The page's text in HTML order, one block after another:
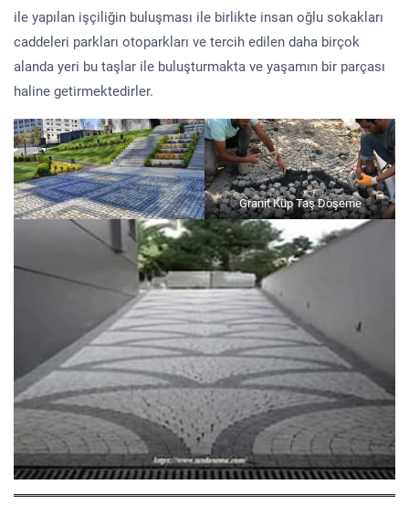
ile yapılan işçiliğin buluşması ile birlikte insan oğlu sokakları
caddeleri parkları otoparkları ve tercih edilen daha birçok
alanda yeri bu taşlar ile buluşturmakta ve yaşamın bir parçası
haline getirmektedirler.
Granit Küp Taş Döşeme